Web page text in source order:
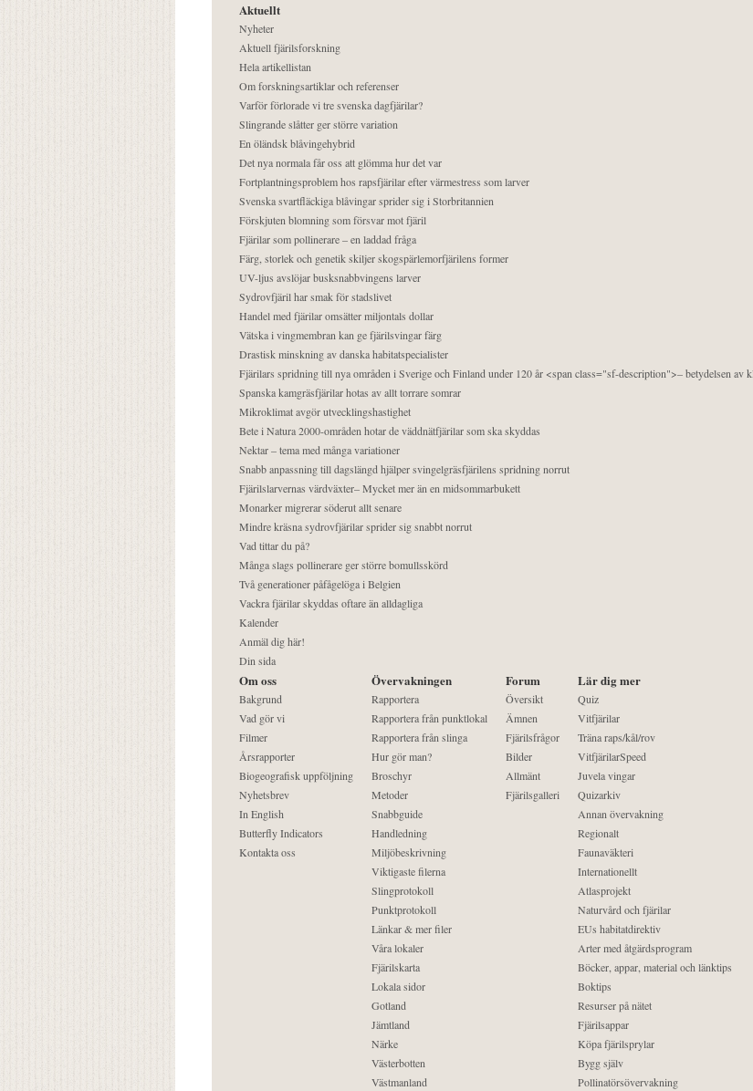
Aktuellt
Nyheter
Aktuell fjärilsforskning
Hela artikellistan
Om forskningsartiklar och referenser
Varför förlorade vi tre svenska dagfjärilar?
Slingrande slåtter ger större variation
En öländsk blåvingehybrid
Det nya normala får oss att glömma hur det var
Fortplantningsproblem hos rapsfjärilar efter värmestress som larver
Svenska svartfläckiga blåvingar sprider sig i Storbritannien
Förskjuten blomning som försvar mot fjäril
Fjärilar som pollinerare – en laddad fråga
Färg, storlek och genetik skiljer skogspärlemorfjärilens former
UV-ljus avslöjar busksnabbvingens larver
Sydrovfjäril har smak för stadslivet
Handel med fjärilar omsätter miljontals dollar
Vätska i vingmembran kan ge fjärilsvingar färg
Drastisk minskning av danska habitatspecialister
Fjärilars spridning till nya områden i Sverige och Finland under 120 år <span class="sf-description">– betydelsen av
Spanska kamgräsfjärilar hotas av allt torrare somrar
Mikroklimat avgör utvecklingshastighet
Bete i Natura 2000-områden hotar de väddnätfjärilar som ska skyddas
Nektar – tema med många variationer
Snabb anpassning till dagslängd hjälper svingelgräsfjärilens spridning norrut
Fjärilslarvernas värdväxter– Mycket mer än en midsommarbukett
Monarker migrerar söderut allt senare
Mindre kräsna sydrovfjärilar sprider sig snabbt norrut
Vad tittar du på?
Många slags pollinerare ger större bomullsskörd
Två generationer påfågelöga i Belgien
Vackra fjärilar skyddas oftare än alldagliga
Kalender
Anmäl dig här!
Din sida
Om oss
Bakgrund
Vad gör vi
Filmer
Årsrapporter
Biogeografisk uppföljning
Nyhetsbrev
In English
Butterfly Indicators
Kontakta oss
Övervakningen
Rapportera
Rapportera från punktlokal
Rapportera från slinga
Hur gör man?
Broschyr
Metoder
Snabbguide
Handledning
Miljöbeskrivning
Viktigaste filerna
Slingprotokoll
Punktprotokoll
Länkar & mer filer
Våra lokaler
Fjärilskarta
Lokala sidor
Gotland
Jämtland
Närke
Västerbotten
Västmanland
Forum
Översikt
Ämnen
Fjärilsfrågor
Bilder
Allmänt
Fjärilsgalleri
Lär dig mer
Quiz
Vitfjärilar
Träna raps/kål/rov
VitfjärilarSpeed
Juvela vingar
Quizarkiv
Annan övervakning
Regionalt
Faunaväkteri
Internationellt
Atlasprojekt
Naturvård och fjärilar
EUs habitatdirektiv
Arter med åtgärdsprogram
Böcker, appar, material och länktips
Boktips
Resurser på nätet
Fjärilsappar
Köpa fjärilsprylar
Bygg själv
Pollinatörsövervakning